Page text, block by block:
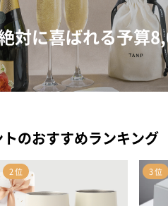
対に喜ばれる予算
のおすすめランキング